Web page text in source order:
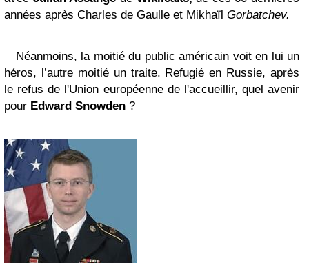
années après Charles de Gaulle et Mikhaïl Gorbatchev.
Néanmoins, la moitié du public américain voit en lui un
héros, l’autre moitié un traite. Refugié en Russie, après
le refus de l'Union européenne de l'accueillir, quel avenir
pour Edward Snowden ?